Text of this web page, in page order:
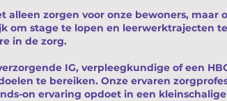
alleen zorgen voor onze bewoners, maar
om stage te lopen en leerwerktrajecten
in de zorg.
IG, verpleegkundige of een
te bereiken. Onze ervaren
on ervaring opdoet in een